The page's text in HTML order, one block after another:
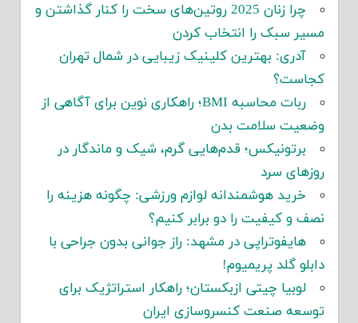
چرا زنان 2025 روتین‌های سخت را کنار گذاشتن و
مسیر سبک را انتخاب کردن
آدری: بهترین کلینیک زیبایی در شمال تهران
کجاست؟
ربات محاسبه BMI؛ راهکاری نوین برای آگاهی از
وضعیت سلامت بدن
برتونیکس؛ قدم‌هایی گرم، شیک و ماندگار در
روزهای سرد
خرید هوشمندانه لوازم ورزشی: چگونه هزینه را
نصف و کیفیت را دو برابر کنیم؟
هایفوتراپی در مشهد: راز جوانی بدون جراحی با
دابلو گلد پریمیوم!
لوبیا چیتی ازبکستان؛ راهکار استراتژیک برای
توسعه صنعت کنسروسازی ایران